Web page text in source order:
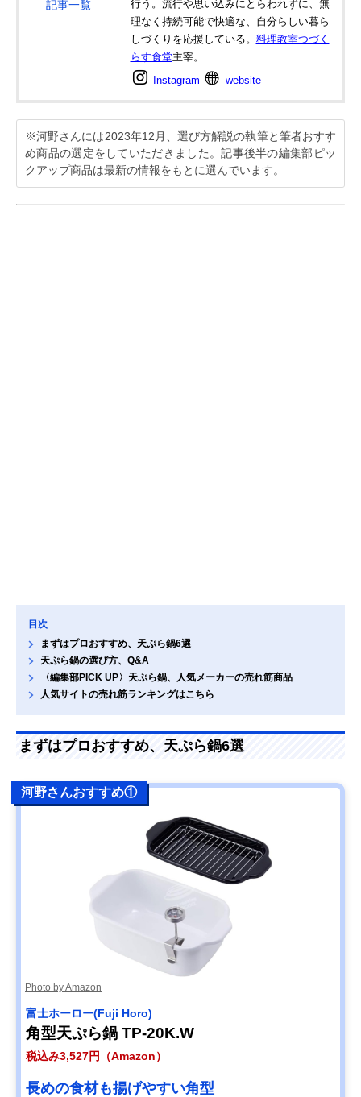
記事一覧
行う。流行や思い込みにとらわれずに、無
理なく持続可能で快適な、自分らしい暮ら
しづくりを応援している。 料理教室つづく
らす食堂主宰。
Instagram website
※河野さんには2023年12月、選び方解説の執筆と筆者おすす
め商品の選定をしていただきました。記事後半の編集部ピッ
クアップ商品は最新の情報をもとに選んでいます。
目次
まずはプロおすすめ、天ぷら鍋6選
天ぷら鍋の選び方、Q&A
〈編集部PICK UP〉天ぷら鍋、人気メーカーの売れ筋商品
人気サイトの売れ筋ランキングはこちら
まずはプロおすすめ、天ぷら鍋6選
河野さんおすすめ①
Photo by Amazon
‎富士ホーロー(Fuji Horo)
角型天ぷら鍋 TP-20K.W
税込み3,527円（Amazon）
長めの食材も揚げやすい角型